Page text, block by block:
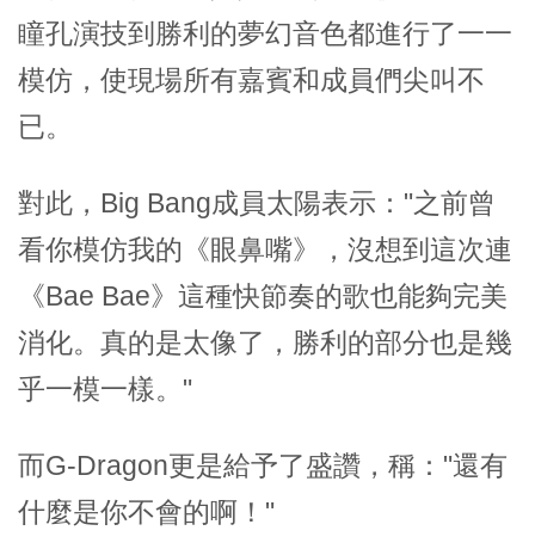
瞳孔演技到勝利的夢幻音色都進行了一一
模仿，使現場所有嘉賓和成員們尖叫不
已。
對此，Big Bang成員太陽表示："之前曾
看你模仿我的《眼鼻嘴》，沒想到這次連
《Bae Bae》這種快節奏的歌也能夠完美
消化。真的是太像了，勝利的部分也是幾
乎一模一樣。"
而G-Dragon更是給予了盛讚，稱："還有
什麼是你不會的啊！"